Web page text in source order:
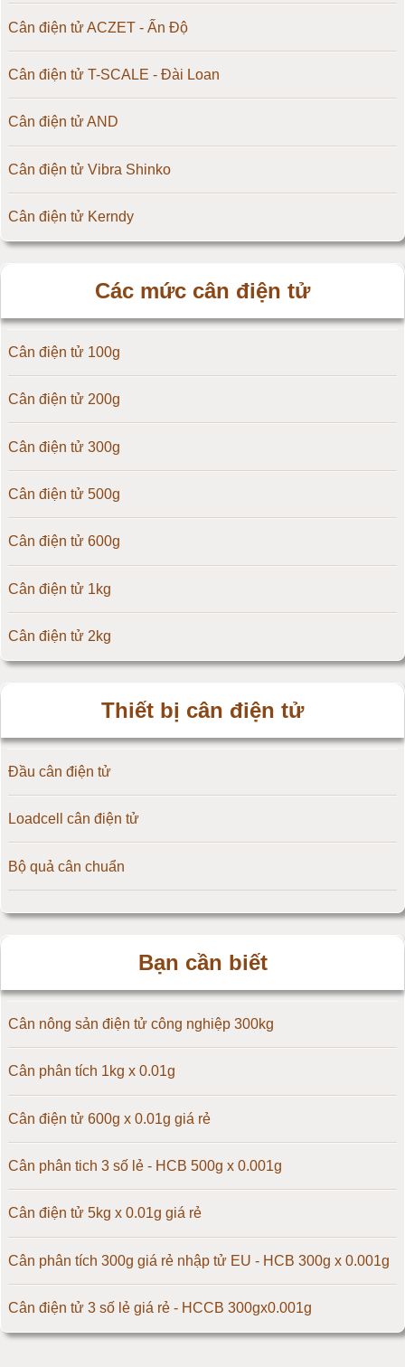
Cân điện tử ACZET - Ấn Độ
Cân điện tử T-SCALE - Đài Loan
Cân điện tử AND
Cân điện tử Vibra Shinko
Cân điện tử Kerndy
Cân điện tử OCS
Cân điện tử Digi
Cân điện tử TNP Scacle
Cân điện tử CAS Hàn Quốc
Cân điện tử Yaohua
Cân điện tử Amcells
Đầu cân điện tử Flintec
Các mức cân điện tử
Cân điện tử 100g
Cân điện tử 200g
Cân điện tử 300g
Cân điện tử 500g
Cân điện tử 600g
Cân điện tử 1kg
Cân điện tử 2kg
Cân điện tử 10kg
Cân điện tử 15kg
Cân điện tử 20kg
Cân điện tử 25kg
Cân điện tử 50kg
Cân điện tử 60kg
Cân điện tử 100kg
Cân điện tử 150kg
Cân điện tử 200kg
Cân điện tử 300kg
Cân điện tử 500kg
Thiết bị cân điện tử
Đầu cân điện tử
Loadcell cân điện tử
Bộ quả cân chuẩn
Bạn cần biết
Cân nông sản điện tử công nghiệp 300kg
Cân phân tích 1kg x 0.01g
Cân điện tử 600g x 0.01g giá rẻ
Cân phân tich 3 số lẻ - HCB 500g x 0.001g
Cân điện tử 5kg x 0.01g giá rẻ
Cân phân tích 300g giá rẻ nhập tử EU - HCB 300g x 0.001g
Cân điện tử 3 số lẻ giá rẻ - HCCB 300gx0.001g